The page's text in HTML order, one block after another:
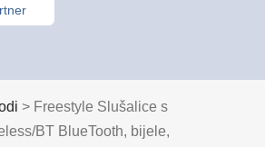
> Freestyle Slušalice s
BT BlueTooth, bijele,